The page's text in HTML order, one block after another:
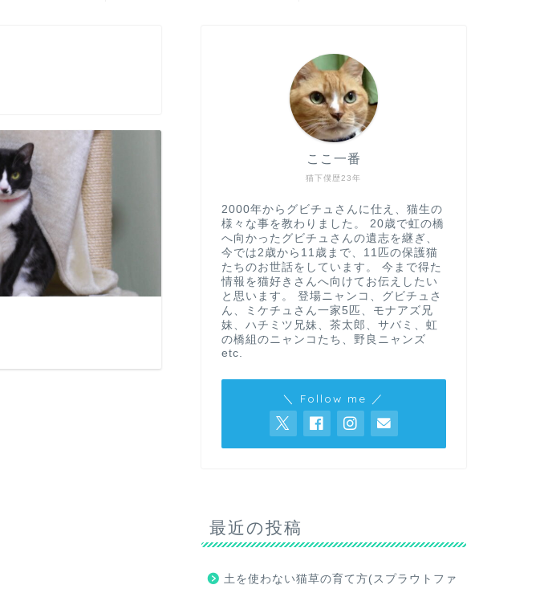
猫下僕歴23年
ここ一番
2000年からグビチュさんに仕え、猫生の
様々な事を教わりました。 20歳で虹の橋
へ向かったグビチュさんの遺志を継ぎ、
今では2歳から11歳まで、11匹の保護猫
たちのお世話をしています。 今まで得た
情報を猫好きさんへ向けてお伝えしたい
と思います。 登場ニャンコ、グビチュさ
ん、ミケチュさん一家5匹、モナアズ兄
妹、ハチミツ兄妹、茶太郎、サバミ、虹
の橋組のニャンコたち、野良ニャンズ
etc.
＼ Follow me ／
最近の投稿
土を使わない猫草の育て方(スプラウトファ